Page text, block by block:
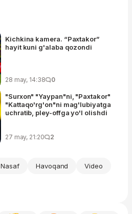
Kichkina kamera. “Paxtakor”
hayit kuni g'alaba qozondi
28 may, 14:38 0
"Surxon" "Yaypan"ni, "Paxtakor"
"Kattaqo'rg'on"ni mag'lubiyatga
uchratib, pley-offga yo'l olishdi
27 may, 21:20 2
Nasaf Havoqand Video